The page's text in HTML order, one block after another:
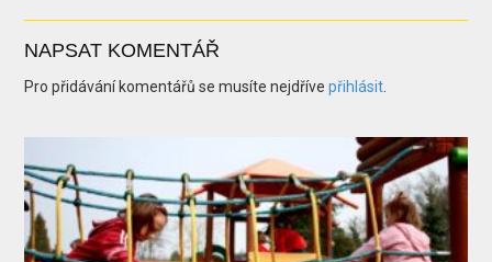
NAPSAT KOMENTÁŘ
Pro přidávání komentářů se musíte nejdřívepřihlásit.